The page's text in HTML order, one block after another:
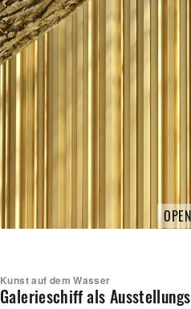
Kunst auf dem Wasser
Galerieschiff als